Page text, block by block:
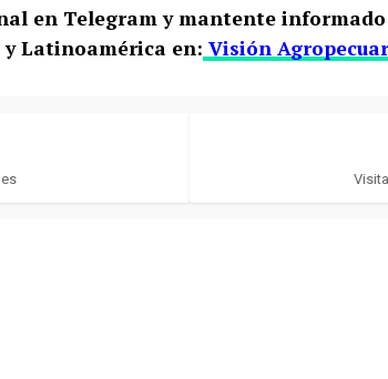
en Telegram y mantente
y Latinoamérica en: Visión